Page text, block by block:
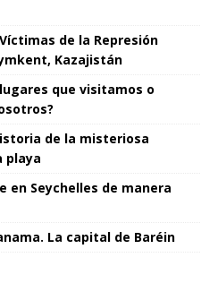
de la Represión
Kazajistán
que visitamos o
de la misteriosa
playa
en Seychelles de manera
La capital de Baréin